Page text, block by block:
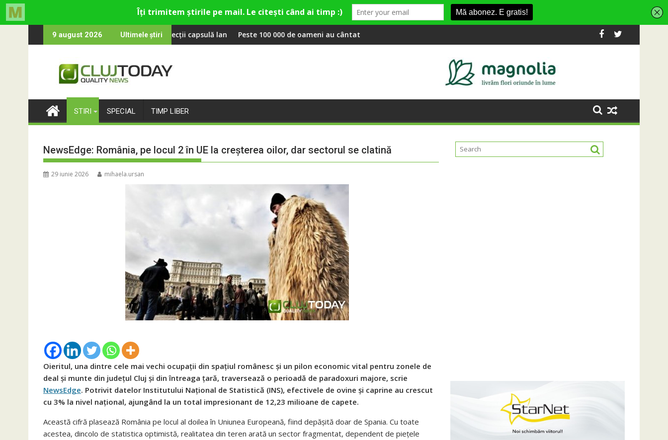
to
9 august 2026 Ultimele știri
la UNTOLD 2026: Colecții capsulă lansate cu Gina, Smiley și Theo Rose și comercianți români parteneri, în premieră la Fashion Village
Peste 100 000 de oameni au cântat, la Untold, împreună cu StingRIVUS transformă fosta platformă Carbochim într-un nou centru cultural și de
Când luna devine o întrebare
STIRI SPECIAL TIMP LIBER
NewsEdge: România, pe locul 2 în UE la creșterea oilor, dar sectorul se clatină
29 iunie 2026 mihaela.ursan
Oieritul, una dintre cele mai vechi ocupații din spațiul românesc și un pilon economic vital pentru zonele de
deal și munte din județul Cluj și din întreaga țară, traversează o perioadă de paradoxuri majore, scrie
NewsEdge. Potrivit datelor Institutului Național de Statistică (INS), efectivele de ovine și caprine au crescut
cu 3% la nivel național, ajungând la un total impresionant de 12,23 milioane de capete.
Această cifră plasează România pe locul al doilea în Uniunea Europeană, fiind depășită doar de Spania. Cu toate
acestea, dincolo de statistica optimistă, realitatea din teren arată un sector fragmentat, dependent de piețele